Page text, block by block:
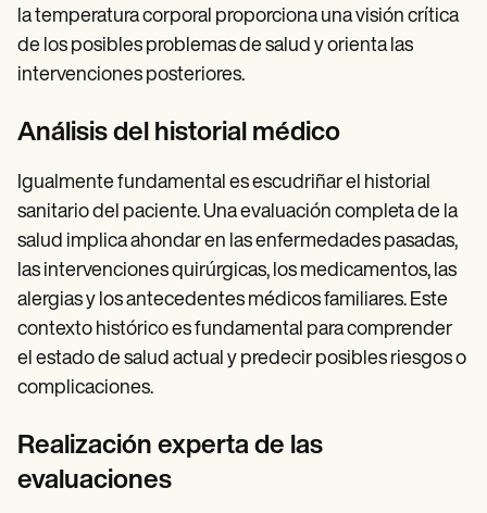
la temperatura corporal proporciona una visión crítica
de los posibles problemas de salud y orienta las
intervenciones posteriores.
Análisis del historial médico
Igualmente fundamental es escudriñar el historial
sanitario del paciente. Una evaluación completa de la
salud implica ahondar en las enfermedades pasadas,
las intervenciones quirúrgicas, los medicamentos, las
alergias y los antecedentes médicos familiares. Este
contexto histórico es fundamental para comprender
el estado de salud actual y predecir posibles riesgos o
complicaciones.
Realización experta de las
evaluaciones